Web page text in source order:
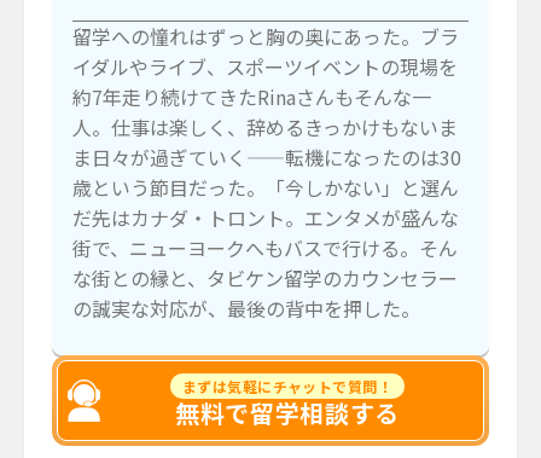
留学への憧れはずっと胸の奥にあった。ブラ
イダルやライブ、スポーツイベントの現場を
約7年走り続けてきたRinaさんもそんな一
人。仕事は楽しく、辞めるきっかけもないま
ま日々が過ぎていく——転機になったのは30
歳という節目だった。「今しかない」と選ん
だ先はカナダ・トロント。エンタメが盛んな
街で、ニューヨークへもバスで行ける。そん
な街との縁と、タビケン留学のカウンセラー
の誠実な対応が、最後の背中を押した。
まずは気軽にチャットで質問！
無料で留学相談する